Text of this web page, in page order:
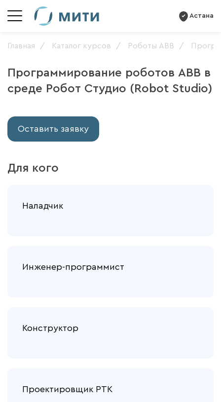
Астана
Главная Каталог курсов Роботы ABB
Программирование роботов ABB в
среде Робот Студио (Robot Studio)
Оставить заявку
Для кого
Наладчик
Инженер-программист
Конструктор
Проектировщик РТК